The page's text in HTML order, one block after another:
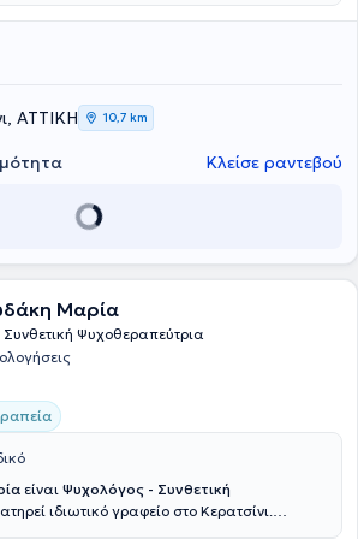
Ψυχολόγου και τακτικό μέλος του
ιδιωτικές και δημόσιες. Τα τελευταία χρόνια
ψυχολόγος – ψυχοθεραπευτής παρέχοντας
ΑΤΤΙΚΗ 10,7 km
Κλείσε ραντεβού
Μαρία
Ψυχοθεραπεύτρια
είναι Ψυχολόγος - Συνθετική
ιδιωτικό γραφείο στο Κερατσίνι.